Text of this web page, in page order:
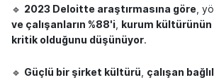
🔹 2023 Deloitte araştırmasına göre,
ve çalışanların %88'i, kurum kültürünün
kritik olduğunu düşünüyor.
🔹 Güçlü bir şirket kültürü, çalışan